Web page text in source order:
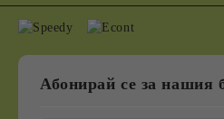
Абонирай се за нашия